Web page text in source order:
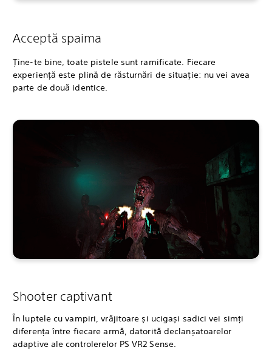
Acceptă spaima
Ține-te bine, toate pistele sunt ramificate. Fiecare
experiență este plină de răsturnări de situație: nu vei avea
parte de două identice.
Shooter captivant
În luptele cu vampiri, vrăjitoare și ucigași sadici vei simți
diferența între fiecare armă, datorită declanșatoarelor
adaptive ale controlerelor PS VR2 Sense.